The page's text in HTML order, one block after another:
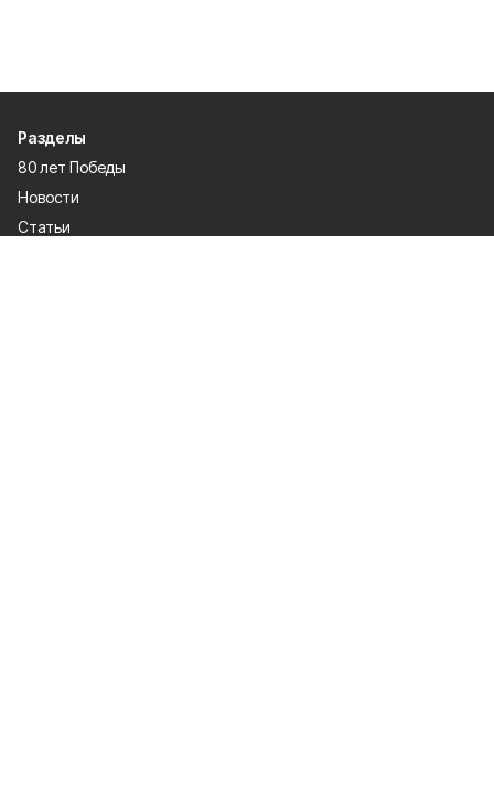
Разделы
80 лет Победы
Новости
Статьи